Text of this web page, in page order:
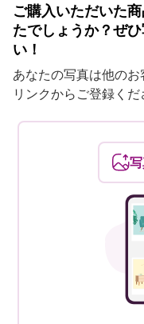
ご購入いただいた
たでしょうか？ぜ
い！
あなたの写真は他の
リンクからご登録くだ